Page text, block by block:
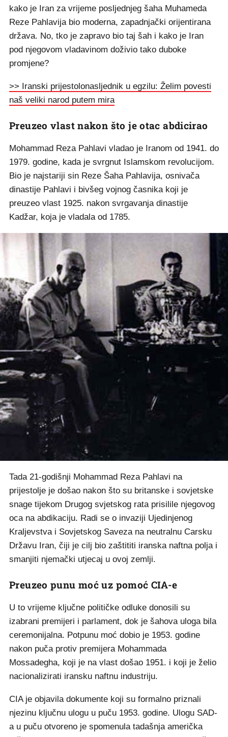
kako je Iran za vrijeme posljednjeg šaha Muhameda
Reze Pahlavija bio moderna, zapadnjački orijentirana
država. No, tko je zapravo bio taj šah i kako je Iran
pod njegovom vladavinom doživio tako duboke
promjene?
>> Iranski prijestolonasljednik u egzilu: Želim povesti
naš veliki narod putem mira
Preuzeo vlast nakon što je otac abdicirao
Mohammad Reza Pahlavi vladao je Iranom od 1941. do
1979. godine, kada je svrgnut Islamskom revolucijom.
Bio je najstariji sin Reze Šaha Pahlavija, osnivača
dinastije Pahlavi i bivšeg vojnog časnika koji je
preuzeo vlast 1925. nakon svrgavanja dinastije
Kadžar, koja je vladala od 1785.
Tada 21-godišnji Mohammad Reza Pahlavi na
prijestolje je došao nakon što su britanske i sovjetske
snage tijekom Drugog svjetskog rata prisilile njegovog
oca na abdikaciju. Radi se o invaziji Ujedinjenog
Kraljevstva i Sovjetskog Saveza na neutralnu Carsku
Državu Iran, čiji je cilj bio zaštititi iranska naftna polja i
smanjiti njemački utjecaj u ovoj zemlji.
Preuzeo punu moć uz pomoć CIA-e
U to vrijeme ključne političke odluke donosili su
izabrani premijeri i parlament, dok je šahova uloga bila
ceremonijalna. Potpunu moć dobio je 1953. godine
nakon puča protiv premijera Mohammada
Mossadegha, koji je na vlast došao 1951. i koji je želio
nacionalizirati iransku naftnu industriju.
CIA je objavila dokumente koji su formalno priznali
njezinu ključnu ulogu u puču 1953. godine. Ulogu SAD-
a u puču otvoreno je spomenula tadašnja američka